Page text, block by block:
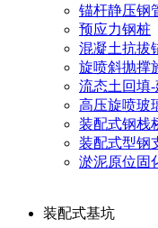
锚杆静压钢
预应力钢桩
混凝土抗拔
旋喷斜抛撑
流态土回填
高压旋喷玻
装配式钢栈
装配式型钢
淤泥原位固
装配式基坑